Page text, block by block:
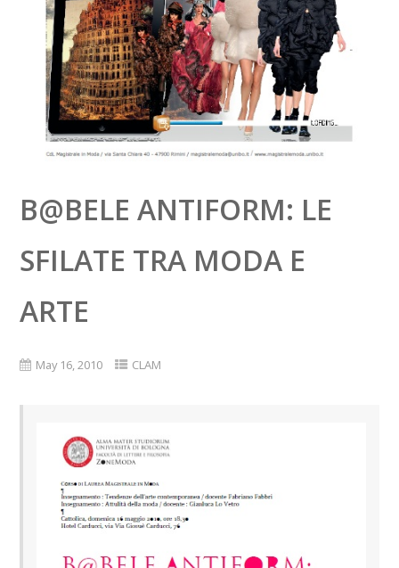
B@BELE ANTIFORM: LE
SFILATE TRA MODA E
ARTE
May 16, 2010 CLAM